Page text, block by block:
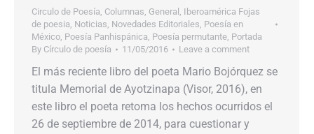
Circulo de Poesía, Columnas, General , Iberoamérica Fojas
de poesia, Noticias, Novedades Editoriales, Poesía en
México, Poesía Panhispánica, Poesía permutante, Portada
By Círculo de poesía 11/05/2016 Leave a comment
El más reciente libro del poeta Mario Bojórquez se
titula Memorial de Ayotzinapa (Visor, 2016), en
este libro el poeta retoma los hechos ocurridos el
26 de septiembre de 2014, para cuestionar y